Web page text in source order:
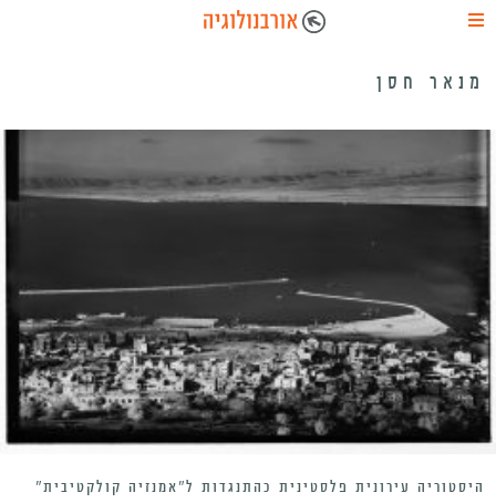
מנאר חסן
היסטוריה עירונית פלסטינית כהתנגדות ל”אמנזיה קולקטיבית”